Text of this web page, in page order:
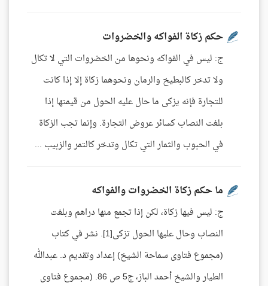
حكم زكاة الفواكه والخضروات
ج: ليس في الفواكه ونحوها من الخضروات التي لا تكال
ولا تدخر كالبطيخ والرمان ونحوهما زكاة إلا إذا كانت
للتجارة فإنه يزكى ما حال عليه الحول من قيمتها إذا
بلغت النصاب كسائر عروض التجارة. وإنما تجب الزكاة
في الحبوب والثمار التي تكال وتدخر كالتمر والزبيب ...
ما حكم زكاة الخضروات والفواكه
ج: ليس فيها زكاة، لكن إذا تجمع منها دراهم وبلغت
النصاب وحال عليها الحول تزكى[1]. نشر في كتاب
(مجموع فتاوى سماحة الشيخ) إعداد وتقديم د. عبدالله
الطيار والشيخ أحمد الباز، ج5 ص 86. (مجموع فتاوى